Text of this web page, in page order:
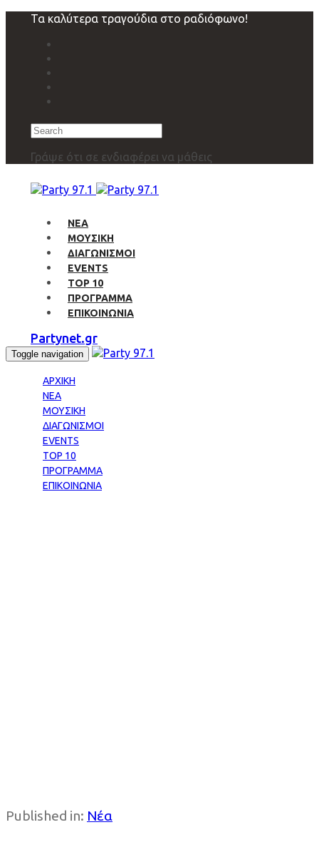
navigation
Τα καλύτερα τραγούδια στο ραδιόφωνο!
Search
Γράψε ότι σε ενδιαφέρει να μάθεις
ΝΕΑ
ΜΟΥΣΙΚΗ
ΔΙΑΓΩΝΙΣΜΟΙ
EVENTS
TOP 10
ΠΡΟΓΡΑΜΜΑ
ΕΠΙΚΟΙΝΩΝΙΑ
Partynet.gr
Toggle navigation
ΑΡΧΙΚΗ
ΝΕΑ
ΜΟΥΣΙΚΗ
ΔΙΑΓΩΝΙΣΜΟΙ
EVENTS
TOP 10
ΠΡΟΓΡΑΜΜΑ
ΕΠΙΚΟΙΝΩΝΙΑ
Published in: Νέα